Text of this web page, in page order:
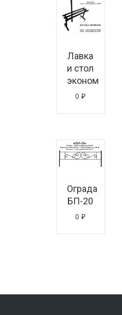
Лавка
и стол
эконом
0₽
Узнать цену
Ограда
БП-20
0₽